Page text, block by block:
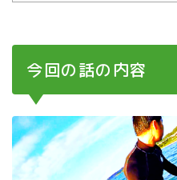
今回の話の内容